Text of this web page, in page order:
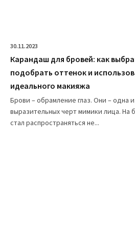
30.11.2023
Карандаш для бровей: как
подобрать оттенок и
идеального макияжа
Брови – обрамление глаз. Они – одна
выразительных черт мимики лица. На
стал распространяться не...